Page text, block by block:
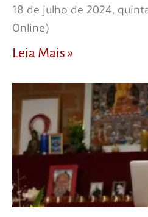
18 de julho de 2024,
Online)
Leia Mais »